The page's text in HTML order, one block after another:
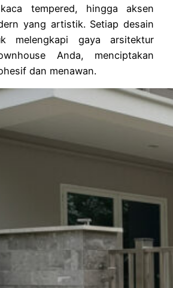
tempered, hingga aksen
yang artistik. Setiap desain
melengkapi gaya arsitektur
Anda, menciptakan
dan menawan.